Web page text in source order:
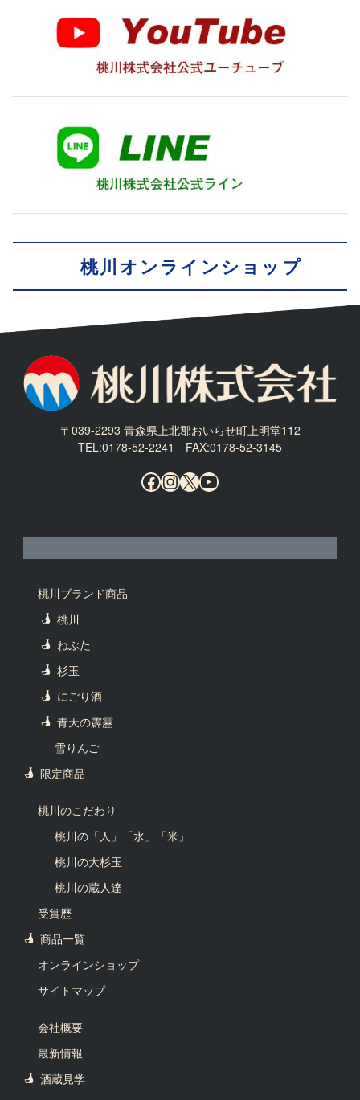
桃川オンラインショップ
〒039-2293 青森県上北郡おいらせ町上明堂112
TEL:0178-52-2241 FAX:0178-52-3145
Facebook
Instagram
X YouTube
桃川ブランド商品
桃川
ねぶた
杉玉
にごり酒
青天の霹靂
雪りんご
限定商品
桃川のこだわり
桃川の「人」「水」「米」
桃川の大杉玉
桃川の蔵人達
受賞歴
商品一覧
オンラインショップ
サイトマップ
会社概要
最新情報
酒蔵見学